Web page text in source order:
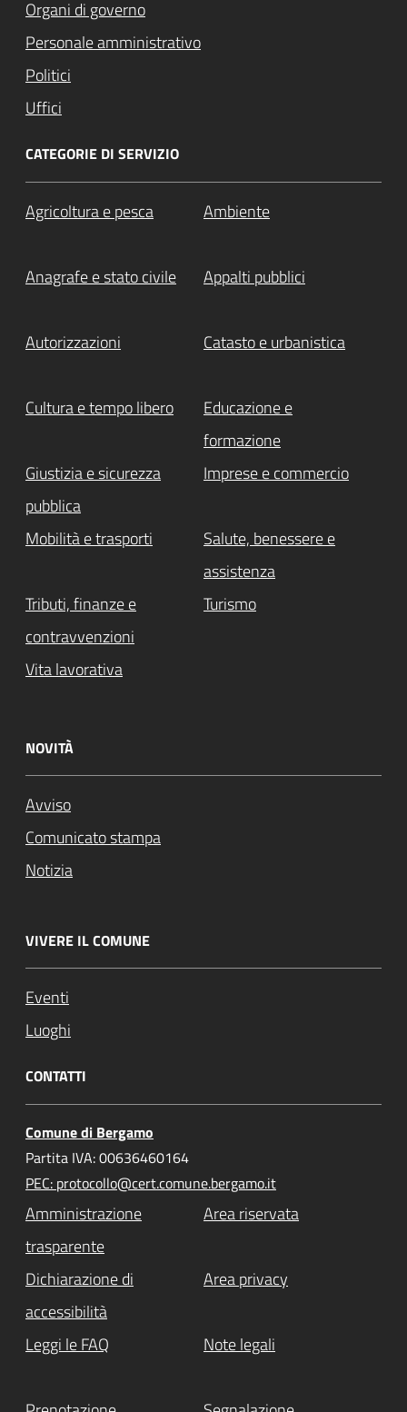
Organi di governo
Personale amministrativo
Politici
Uffici
CATEGORIE DI SERVIZIO
Agricoltura e pesca Ambiente
Anagrafe e stato civile Appalti pubblici
Autorizzazioni Catasto e urbanistica
Cultura e tempo libero
Educazione e
formazione
Giustizia e sicurezza
pubblica
Imprese e commercio
Mobilità e trasporti
Salute, benessere e
assistenza
Tributi, finanze e
contravvenzioni
Turismo
Vita lavorativa
NOVITÀ
Avviso
Comunicato stampa
Notizia
VIVERE IL COMUNE
Eventi
Luoghi
CONTATTI
Comune di Bergamo
Partita IVA: 00636460164
PEC: protocollo@cert.comune.bergamo.it
Amministrazione
trasparente
Area riservata
Dichiarazione di
accessibilità
Area privacy
Leggi le FAQ Note legali